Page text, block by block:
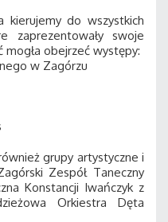
kierujemy do wszystkich
zaprezentowały swoje
mogła obejrzeć występy:
w Zagórzu
grupy artystyczne i
Zespół Taneczny
Konstancji Iwańczyk z
Orkiestra Dęta